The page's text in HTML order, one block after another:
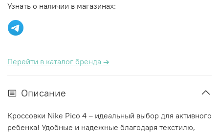
Узнать о наличии в магазинах:
Перейти в каталог бренда →
Описание
Кроссовки Nike Pico 4 – идеальный выбор для активного
ребенка! Удобные и надежные благодаря текстилю,